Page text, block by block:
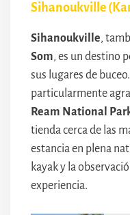
Sihanoukville
Sihanoukville,
Som, es un destino
sus lugares de
particularmente
Ream National
tienda cerca de las
estancia en plena
kayak y la
experiencia.